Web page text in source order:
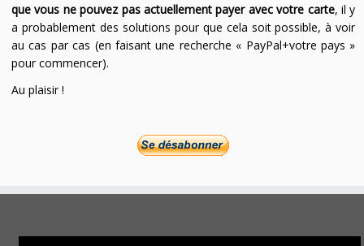
que vous ne pouvez pas actuellement payer avec votre carte, il y
a probablement des solutions pour que cela soit possible, à voir
au cas par cas (en faisant une recherche « PayPal+votre pays »
pour commencer).
Au plaisir !